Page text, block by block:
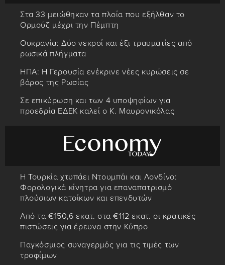
Στα 33 μειώθηκαν τα πλοία που εξήλθαν το
Ορμούζ μέχρι την Πέμπτη
Ουκρανία: Δύο νεκροί και έξι τραυματίες από
ρωσικά πλήγματα
ΗΠΑ: Η Γερουσία ενέκρινε νέες κυρώσεις σε
βάρος της Ρωσίας
Σε επικύρωση και των 4 υποψηφίων για
προεδρία ΕΔΕΚ καλεί ο Κ. Μαυρονικόλας
Η Τουρκία χτυπάει Ντουμπάι και Λονδίνο:
Φορολογικά κίνητρα για επαναπατρισμό
πλούσιων κατοίκων και επενδυτών
Από τα €150,6 εκατ. στα €112 εκατ. οι κρατικές
πιστώσεις για έρευνα στην Κύπρο
Παγκόσμιος συναγερμός για τις τιμές των
τροφίμων